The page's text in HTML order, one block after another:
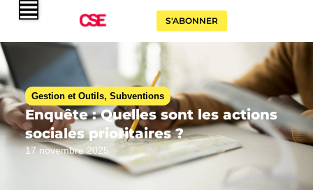
S'ABONNER
Gestion et Outils, Subventions
Enquête : Quelles sont les actions
sociales prioritaires ?
17 novembre 2025